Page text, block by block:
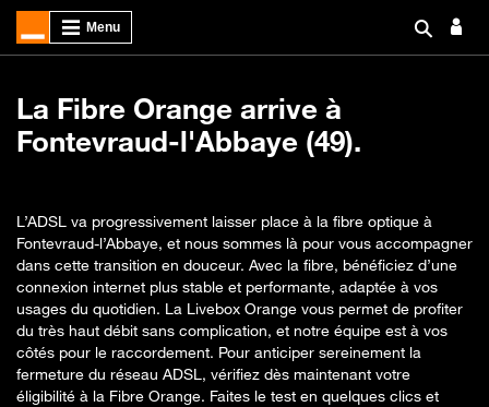
La Fibre Orange arrive à
Fontevraud-l'Abbaye (49).
L’ADSL va progressivement laisser place à la fibre optique à
Fontevraud-l’Abbaye, et nous sommes là pour vous accompagner
dans cette transition en douceur. Avec la fibre, bénéficiez d’une
connexion internet plus stable et performante, adaptée à vos
usages du quotidien. La Livebox Orange vous permet de profiter
du très haut débit sans complication, et notre équipe est à vos
côtés pour le raccordement. Pour anticiper sereinement la
fermeture du réseau ADSL, vérifiez dès maintenant votre
éligibilité à la Fibre Orange. Faites le test en quelques clics et